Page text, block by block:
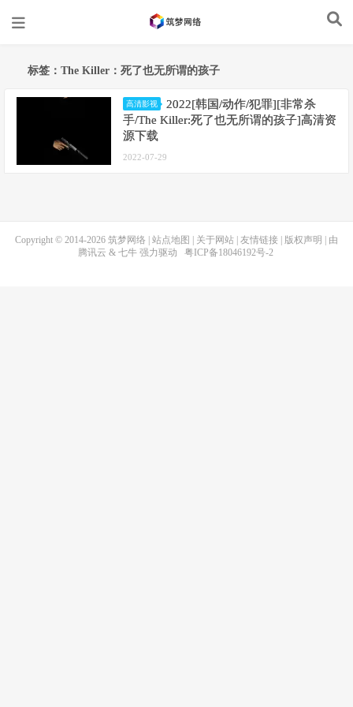
标签：The Killer：死了也无所谓的孩子
高清影视
2022[韩国/动作/犯罪][非常杀
手/The Killer:死了也无所谓的孩子]高清资
源下载
2022-07-29
Copyright © 2014-2026 筑梦网络 站点地图 关于网站 友情链接 版权声明
| 由
腾讯云 & 七牛强力驱动 粤ICP备18046192号-2